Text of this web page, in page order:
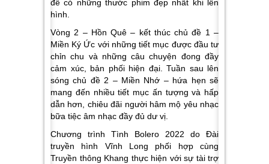
để có những thước phim đẹp nhất khi lên
hình.
Vòng 2 – Hồn Quê – kết thúc chủ đề 1 –
Miền Ký Ức với những tiết mục được đầu tư
chỉn chu và những câu chuyện đong đầy
cảm xúc, bản phối hiện đại. Tuần sau lên
sóng chủ đề 2 – Miền Nhớ – hứa hẹn sẽ
mang đến nhiều tiết mục ấn tượng và hấp
dẫn hơn, chiêu đãi người hâm mộ yêu nhạc
bữa tiệc âm nhạc đầy đủ dư vị.
Chương trình Tình Bolero 2022 do Đài
truyền hình Vĩnh Long phối hợp cùng
Truyền thông Khang thực hiện với sự tài trợ